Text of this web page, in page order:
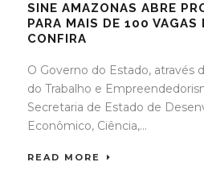
SINE AMAZONAS ABRE
PARA MAIS DE 100 VAGAS
CONFIRA
O Governo do Estado, através
do Trabalho e
Secretaria de Estado de
Econômico, Ciência,...
READ MORE